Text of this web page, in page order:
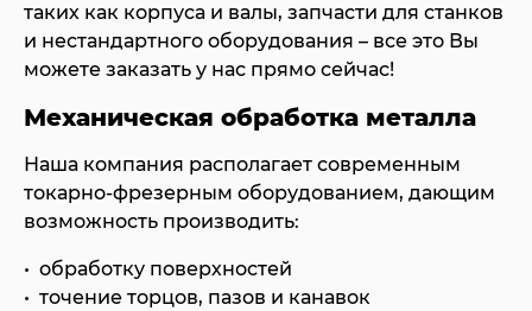
таких как корпуса и валы, запчасти для станков
и нестандартного оборудования – все это Вы
можете заказать у нас прямо сейчас!
Механическая обработка металла
Наша компания располагает современным
токарно-фрезерным оборудованием, дающим
возможность производить:
обработку поверхностей
точение торцов, пазов и канавок